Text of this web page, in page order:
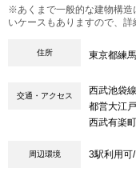
※あくまで一般的な建物構造
いケースもありますので、詳
住所 東京都練
交通・アクセス 西武池袋線
都営大江
西武有楽
周辺環境 3駅利用可